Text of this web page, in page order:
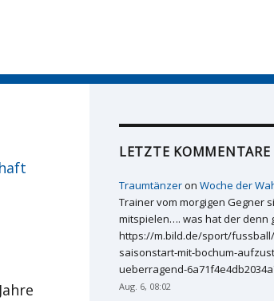
LETZTE KOMMENTARE
Traumtänzeron Woche der
Trainer vom morgigen Gegner
mitspielen…. was hat der denn
https://m.bild.de/sport/
saisonstart-mit-bochum-
ueberragend-
Aug. 6, 08:02